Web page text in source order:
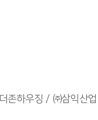
존하우징 ㈜삼익산업